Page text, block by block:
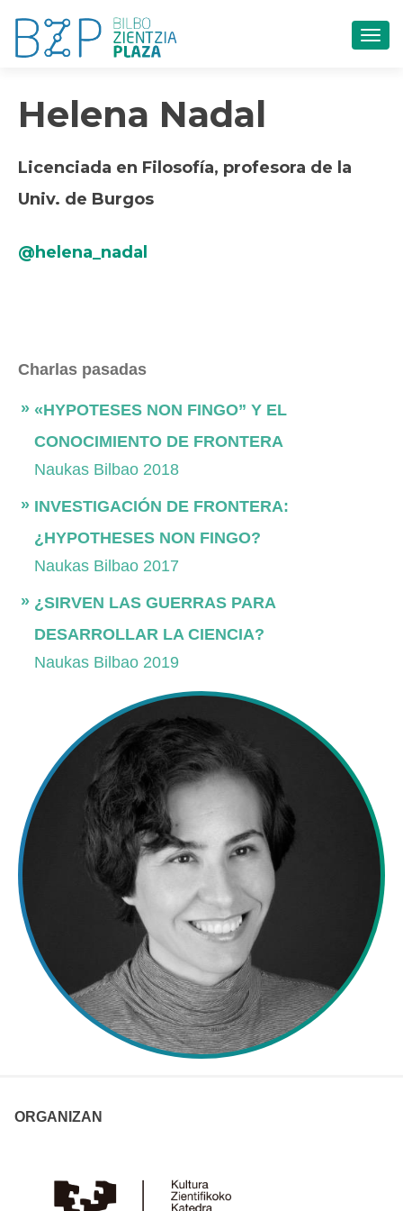
Helena Nadal
Licenciada en Filosofía, profesora de la
Univ. de Burgos
@helena_nadal
Charlas pasadas
«HYPOTESES NON FINGO” Y EL
CONOCIMIENTO DE FRONTERA
Naukas Bilbao 2018
INVESTIGACIÓN DE FRONTERA:
¿HYPOTHESES NON FINGO?
Naukas Bilbao 2017
¿SIRVEN LAS GUERRAS PARA
DESARROLLAR LA CIENCIA?
Naukas Bilbao 2019
ORGANIZAN